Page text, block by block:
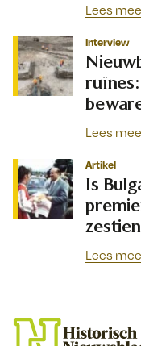
Lees
Interview
Lees
Artikel
Is
Lees